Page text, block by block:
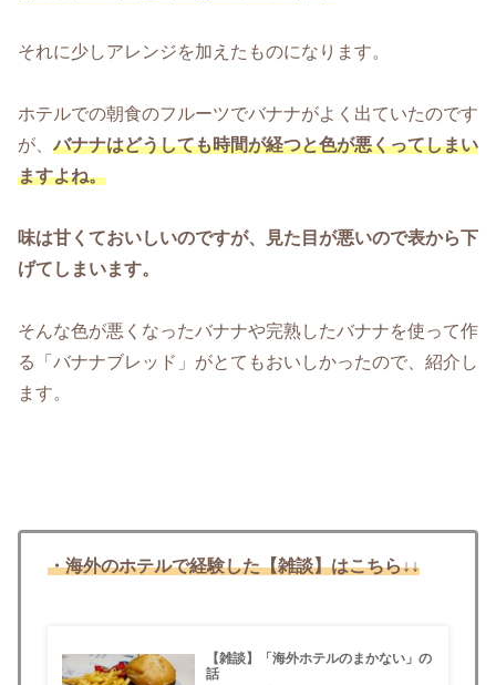
それに少しアレンジを加えたものになります。
ホテルでの朝食のフルーツでバナナがよく出ていたのです
が、 バナナはどうしても時間が経つと色が悪くってしまい
ますよね。
味は甘くておいしいのですが、見た目が悪いので表から下
げてしまいます。
そんな色が悪くなったバナナや完熟したバナナを使って作
る「バナナブレッド」がとてもおいしかったので、紹介し
ます。
・海外のホテルで経験した【雑談】はこちら↓↓
【雑談】「海外ホテルのまかない」の
話